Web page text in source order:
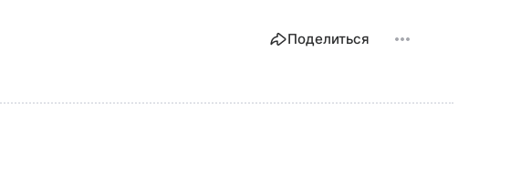
Поделиться